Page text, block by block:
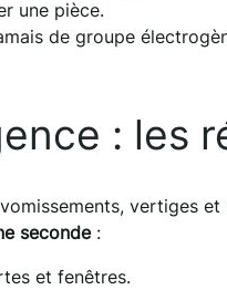
une pièce.
de groupe
: les
vertiges
seconde:
et fenêtres.